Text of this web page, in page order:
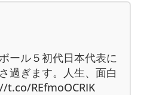
ール５初代日本代表に
過ぎます。人生、面白
t.co/REfmoOCRIK